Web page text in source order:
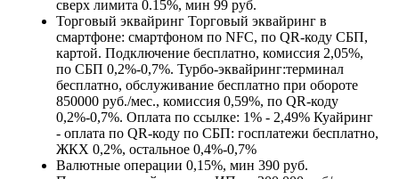
сверх лимита 0.15%, мин 99 руб.
Торговый эквайринг Торговый эквайринг в
смартфоне: смартфоном по NFC, по QR-коду СБП,
картой. Подключение бесплатно, комиссия 2,05%,
по СБП 0,2%-0,7%. Турбо-эквайринг:терминал
бесплатно, обслуживание бесплатно при обороте
850000 руб./мес., комиссия 0,59%, по QR-коду
0,2%-0,7%. Оплата по ссылке: 1% - 2,49% Куайринг
- оплата по QR-коду по СБП: госплатежи бесплатно,
ЖКХ 0,2%, остальное 0,4%-0,7%
Валютные операции 0,15%, мин 390 руб.